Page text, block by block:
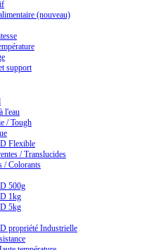
(nouveau)
support
l'eau
/ Tough
Flexible
/ Translucides
/ Colorants
500g
1kg
5kg
propriété Industrielle